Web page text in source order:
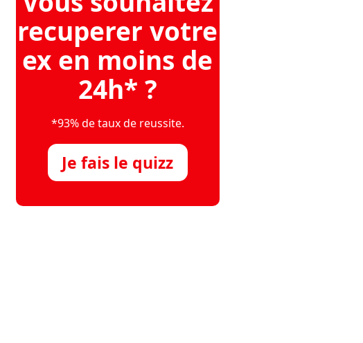
recuperer votre
ex en moins de
24h* ?
*93% de taux de reussite.
Je fais le quizz